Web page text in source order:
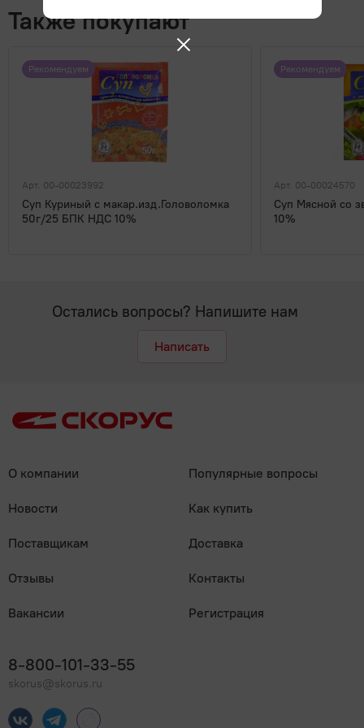
Также покупают
Рекомендуем
Арт. 00-00023992
Суп Куриный с макар.изд.Головоломка
50г/25 БПК НДС 10%
Рекомендуем
Арт. 00-00024570
Суп Мясной со
10%
Остались вопросы? Напишите нам
Написать
О компании
Новости
Поставщикам
Отзывы
Вакансии
Популярные вопросы
Как купить
Доставка
Контакты
Регистрация
8-800-101-33-55
skorus@skorus.ru